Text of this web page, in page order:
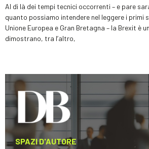
Al di là dei tempi tecnici occorrenti – e pare
quanto possiamo intendere nel leggere i
Unione Europea e Gran Bretagna – la Brexit è
dimostrano, tra l’altro,
SPAZI D'AUTORE